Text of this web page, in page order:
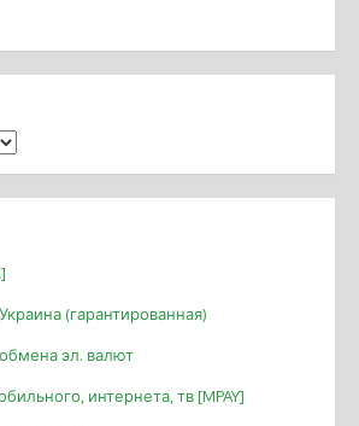
(гарантированная)
эл. валют
интернета, тв [MPAY]